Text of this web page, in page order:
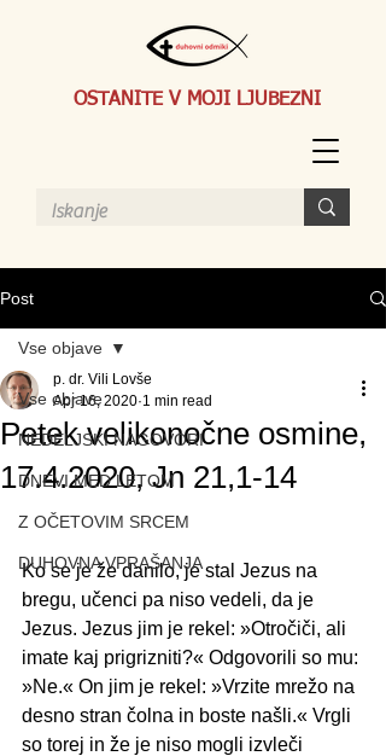
OSTANITE V MOJI LJUBEZNI
Post
Vse objave
NEDELJSKI NAGOVORI
DNEVI MED LETOM
Z OČETOVIM SRCEM
DUHOVNA VPRAŠANJA
Vse objave
Petek velikonočne osmine,
17.4.2020, Jn 21,1-14
p. dr. Vili Lovše
Apr 16, 2020 1 min read
Ko se je že danilo, je stal Jezus na
bregu, učenci pa niso vedeli, da je
Jezus. Jezus jim je rekel: »Otročiči, ali
imate kaj prigrizniti?« Odgovorili so mu:
»Ne.« On jim je rekel: »Vrzite mrežo na
desno stran čolna in boste našli.« Vrgli
so torej in že je niso mogli izvleči